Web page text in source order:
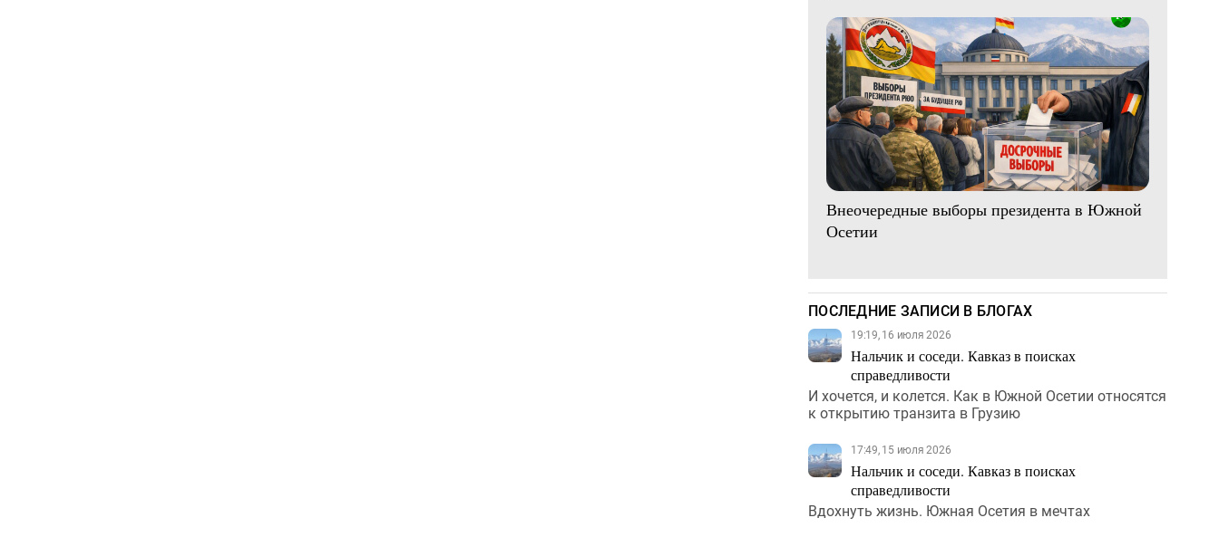
Внеочередные выборы президента в Южной
Осетии
ПОСЛЕДНИЕ ЗАПИСИ В БЛОГАХ
19:19, 16 июля 2026
Нальчик и соседи. Кавказ в поисках
справедливости
И хочется, и колется. Как в Южной Осетии относятся
к открытию транзита в Грузию
17:49, 15 июля 2026
Нальчик и соседи. Кавказ в поисках
справедливости
Вдохнуть жизнь. Южная Осетия в мечтах